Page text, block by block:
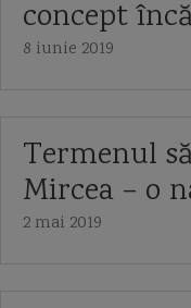
concept
8 iunie 2019
Termenul
Mircea – o
2 mai 2019